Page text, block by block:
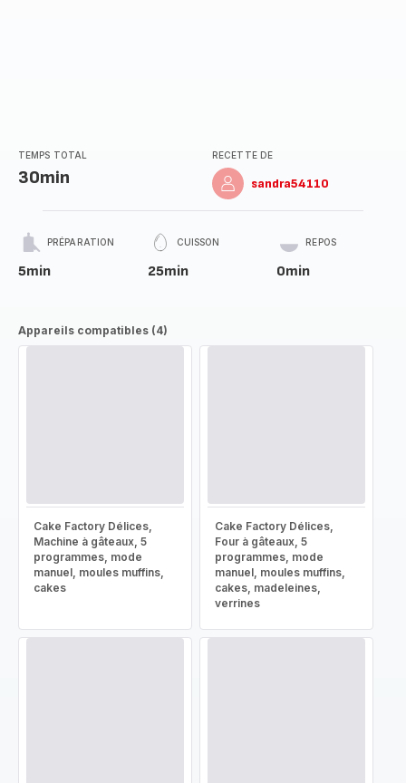
TEMPS TOTAL
30min
RECETTE DE
sandra54110
PRÉPARATION
5min
CUISSON
25min
REPOS
0min
Appareils compatibles (4)
Cake Factory Délices,
Machine à gâteaux, 5
programmes, mode
manuel, moules muffins,
cakes
Cake Factory Délices,
Four à gâteaux, 5
programmes, mode
manuel, moules muffins,
cakes, madeleines,
verrines